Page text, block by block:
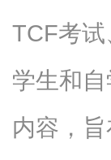
TCF考
学生和
内容，